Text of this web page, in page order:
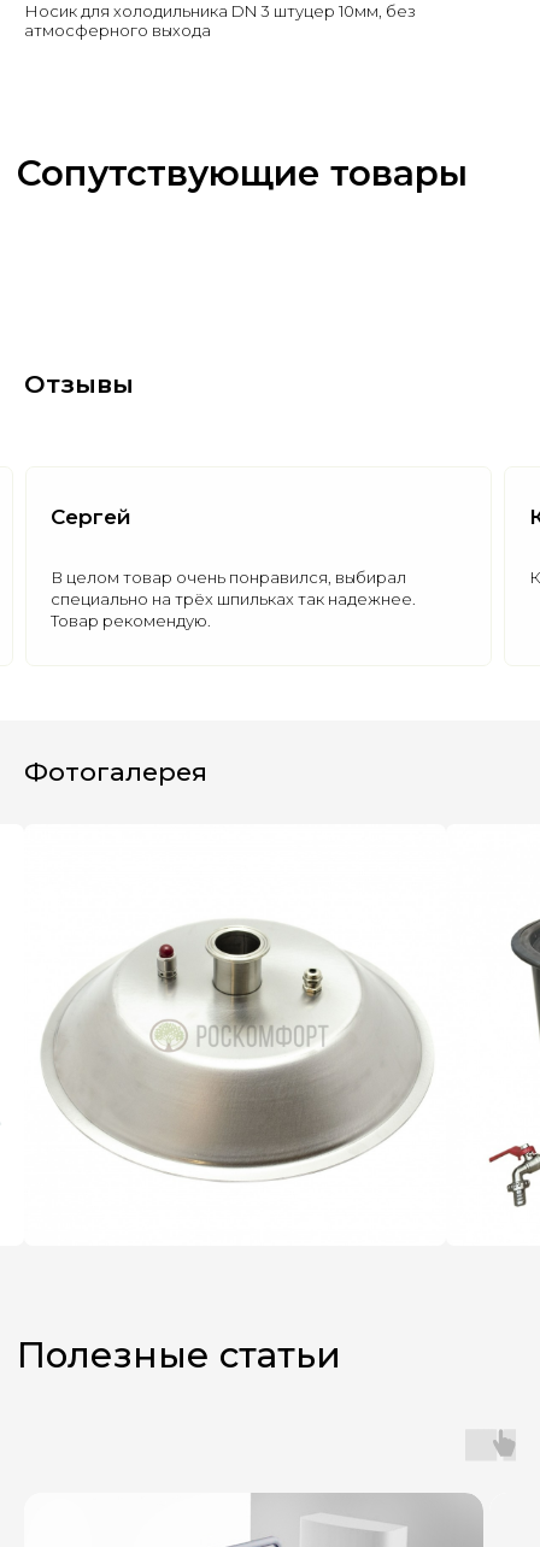
Носик для холодильника DN 3 штуцер 10мм, без
атмосферного выхода
Отзывы
Сергей
В целом товар очень понравился, выбирал
специально на трёх шпильках так надежнее.
Товар рекомендую.
Фотогалерея
Полезные статьи
Оставьте заявку, и наш